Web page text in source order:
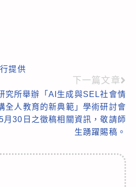
提供
下一篇文章
究所舉辦「AI生成與SEL社會情
全人教育的新典範」學術研討會
月30日之徵稿相關資訊，敬請師
生踴躍賜稿。